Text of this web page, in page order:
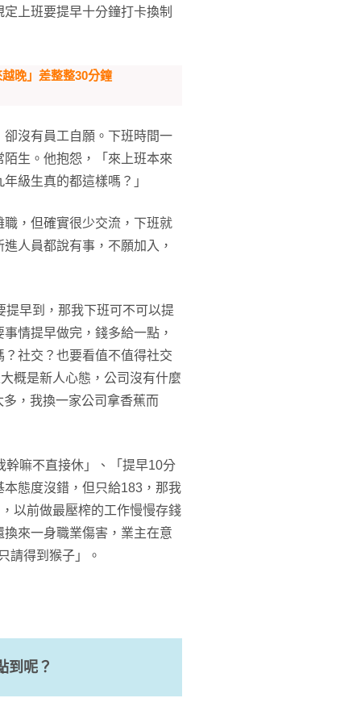
上班要提早十分鐘打卡換制
晚」差整整30分鐘
沒有員工自願。下班時間一
生。他抱怨，「來上班本來
級生真的都這樣嗎？」
，但確實很少交流，下班就
人員都說有事，不願加入，
早到，那我下班可不可以提
情提早做完，錢多給一點，
社交？也要看值不值得社交
概是新人心態，公司沒有什麼
，我換一家公司拿香蕉而
幹嘛不直接休」、「提早10分
態度沒錯，但只給183，那我
以前做最壓榨的工作慢慢存錢
來一身職業傷害，業主在意
請得到猴子」。
到呢？